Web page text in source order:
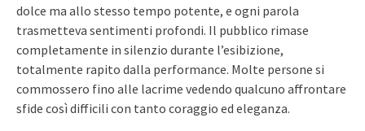
dolce ma allo stesso tempo potente, e ogni parola
trasmetteva sentimenti profondi. Il pubblico rimase
completamente in silenzio durante l’esibizione,
totalmente rapito dalla performance. Molte persone si
commossero fino alle lacrime vedendo qualcuno affrontare
sfide così difficili con tanto coraggio ed eleganza.